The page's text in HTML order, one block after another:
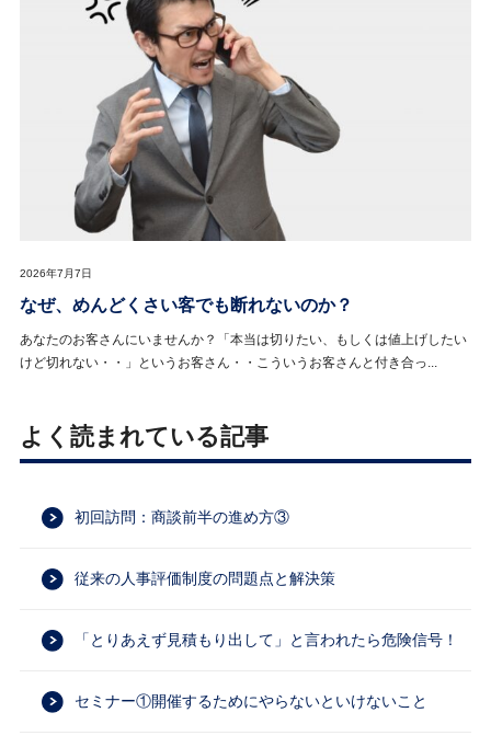
2026年7月7日
なぜ、めんどくさい客でも断れないのか？
あなたのお客さんにいませんか？「本当は切りたい、もしくは値上げしたい
けど切れない・・」というお客さん・・こういうお客さんと付き合っ...
よく読まれている記事
初回訪問：商談前半の進め方③
従来の人事評価制度の問題点と解決策
「とりあえず見積もり出して」と言われたら危険信号！
セミナー①開催するためにやらないといけないこと